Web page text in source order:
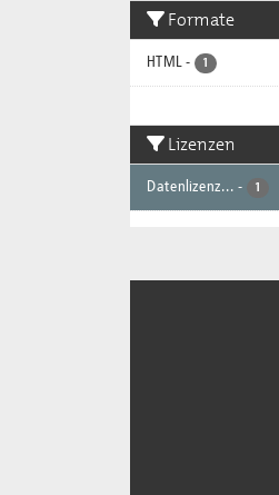
Formate
HTML - 1
Lizenzen
Datenlizenz... - 1